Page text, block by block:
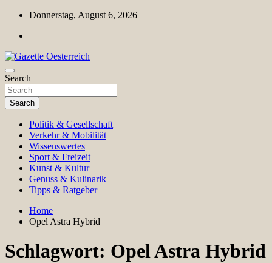
Skip
content
Donnerstag, August 6, 2026
Gazette Oesterreich
Magazin für Freizeit, Politik, Kultur & Wissenschaft
Search
Search
Politik & Gesellschaft
Verkehr & Mobilität
Wissenswertes
Sport & Freizeit
Kunst & Kultur
Genuss & Kulinarik
Tipps & Ratgeber
Home
Opel Astra Hybrid
Schlagwort: Opel Astra Hybrid